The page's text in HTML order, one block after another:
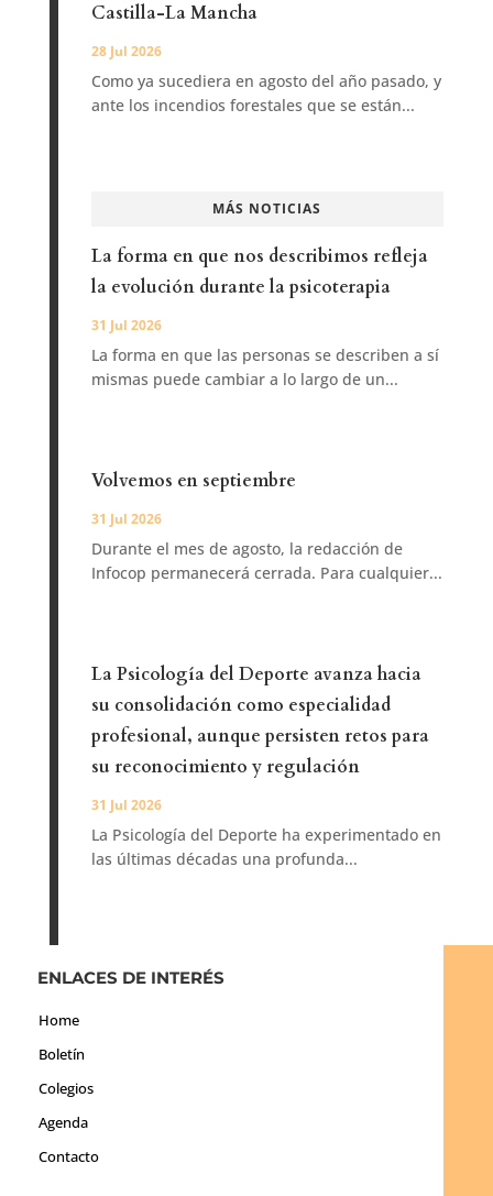
Castilla-La Mancha
28 Jul 2026
Como ya sucediera en agosto del año pasado, y
ante los incendios forestales que se están...
MÁS NOTICIAS
La forma en que nos describimos refleja
la evolución durante la psicoterapia
31 Jul 2026
La forma en que las personas se describen a sí
mismas puede cambiar a lo largo de un...
Volvemos en septiembre
31 Jul 2026
Durante el mes de agosto, la redacción de
Infocop permanecerá cerrada. Para cualquier...
La Psicología del Deporte avanza hacia
su consolidación como especialidad
profesional, aunque persisten retos para
su reconocimiento y regulación
31 Jul 2026
La Psicología del Deporte ha experimentado en
las últimas décadas una profunda...
ENLACES DE INTERÉS
Home
Boletín
Colegios
Agenda
Contacto